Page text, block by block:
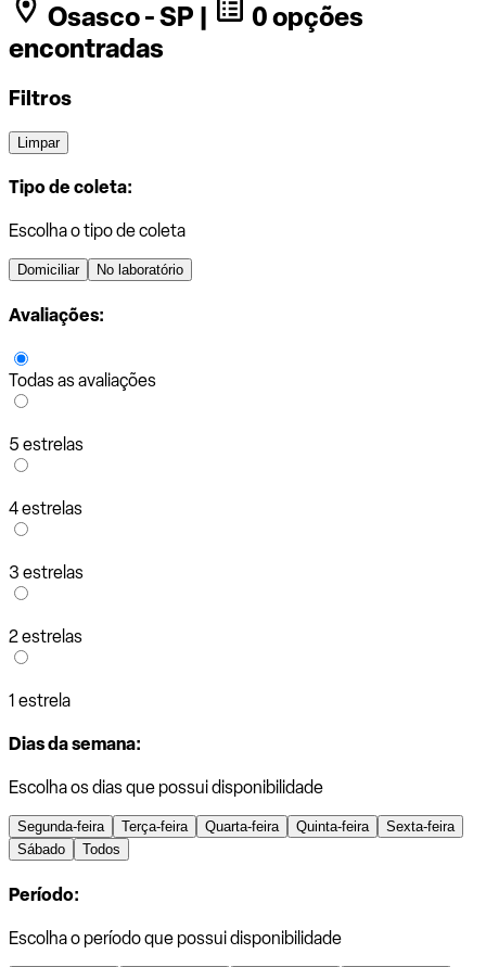
Osasco - SP |
0 opções
encontradas
Filtros
Limpar
Tipo de coleta:
Escolha o tipo de coleta
Domiciliar No laboratório
Avaliações:
Todas as avaliações
5 estrelas
4 estrelas
3 estrelas
2 estrelas
1 estrela
Dias da semana:
Escolha os dias que possui disponibilidade
Segunda-feira Terça-feira Quarta-feira Quinta-feira
Sexta-feira
Sábado
Todos
Período:
Escolha o período que possui disponibilidade